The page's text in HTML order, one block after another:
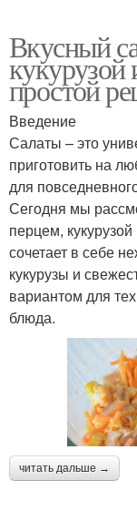
Вкусный
кукурузой
простой
Введение
Салаты – это
приготовить на
для
Сегодня мы
перцем,
сочетает в себе
кукурузы и
вариантом для
блюда.
читать дальше →